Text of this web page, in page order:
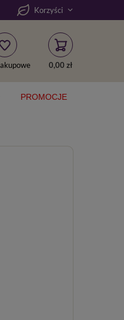
Korzyści
0,00 zł
PROMOCJE